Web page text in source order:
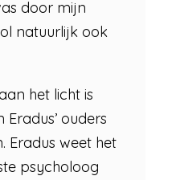
door mijn
natuurlijk ook
het licht is
ouders
Eradus weet het
psycholoog